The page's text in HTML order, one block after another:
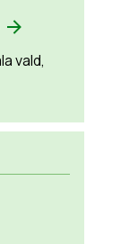
vald,